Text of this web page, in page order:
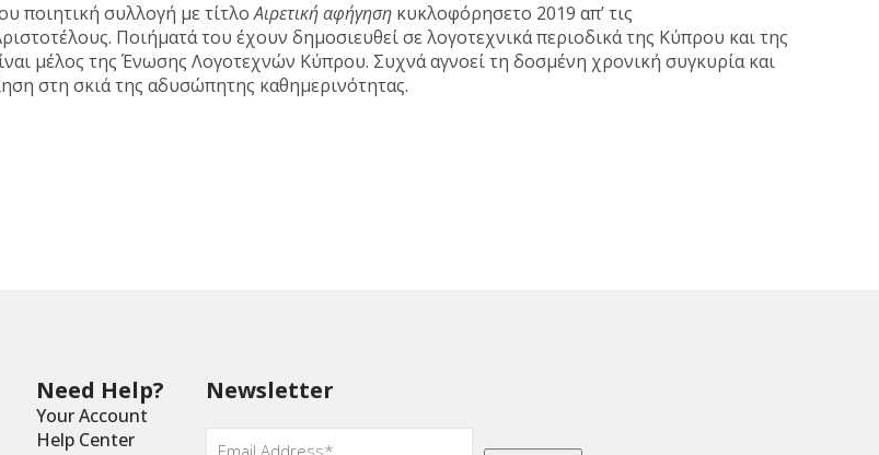
ποιητική συλλογή με τίτλοΑιρετική αφήγηση κυκλοφόρησετο 2019 απ’ τις
Ποιήματά του έχουν δημοσιευθεί σε λογοτεχνικά περιοδικά της Κύπρου και της
μέλος της Ένωσης Λογοτεχνών Κύπρου. Συχνά αγνοεί τη δοσμένη χρονική συγκυρία και
στη σκιά της αδυσώπητης καθημερινότητας.
Need Help?
Your Account
Help Center
Newsletter
Email*